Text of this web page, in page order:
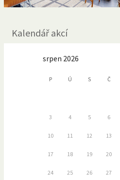
Kalendář akcí
srpen 2026
P Ú S Č
3 4 5 6
10 11 12 13
17 18 19 20
24 25 26 27